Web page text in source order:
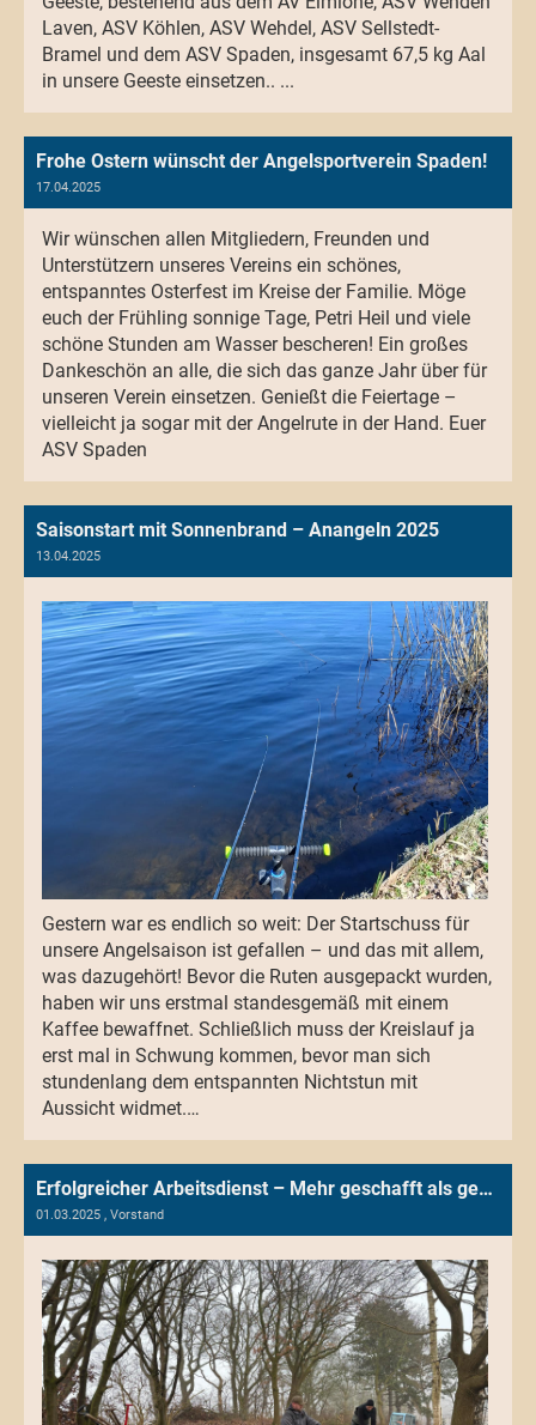
Laven, ASV Köhlen, ASV Wehdel, ASV Sellstedt-
Bramel und dem ASV Spaden, insgesamt 67,5 kg Aal
in unsere Geeste einsetzen.. ...
Frohe Ostern wünscht der Angelsportverein Spaden!
17.04.2025
Wir wünschen allen Mitgliedern, Freunden und
Unterstützern unseres Vereins ein schönes,
entspanntes Osterfest im Kreise der Familie. Möge
euch der Frühling sonnige Tage, Petri Heil und viele
schöne Stunden am Wasser bescheren! Ein großes
Dankeschön an alle, die sich das ganze Jahr über für
unseren Verein einsetzen. Genießt die Feiertage –
vielleicht ja sogar mit der Angelrute in der Hand. Euer
ASV Spaden
Saisonstart mit Sonnenbrand – Anangeln 2025
13.04.2025
Gestern war es endlich so weit: Der Startschuss für
unsere Angelsaison ist gefallen – und das mit allem,
was dazugehört! Bevor die Ruten ausgepackt wurden,
haben wir uns erstmal standesgemäß mit einem
Kaffee bewaffnet. Schließlich muss der Kreislauf ja
erst mal in Schwung kommen, bevor man sich
stundenlang dem entspannten Nichtstun mit
Aussicht widmet.…
Erfolgreicher Arbeitsdienst – Mehr geschafft als geplant!
01.03.2025 , Vorstand